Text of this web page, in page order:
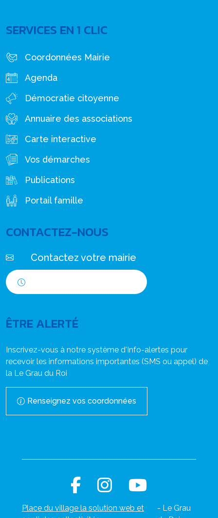
SERVICES EN 1 CLIC
Coordonnées Mairie
Agenda
Démocratie citoyenne
Annuaire des associations
Carte interactive
Vos démarches
Publications
Portail famille
CONTACTEZ-NOUS
Contactez votre mairie
ÊTRE ALERTÉ
Inscrivez-vous à notre système d'Info-alertes pour
recevoir les informations importantes (SMS ou appel) de
la Le Grau du Roi
Renseignez vos coordonnées
Place du village la solution web et
- Le Grau